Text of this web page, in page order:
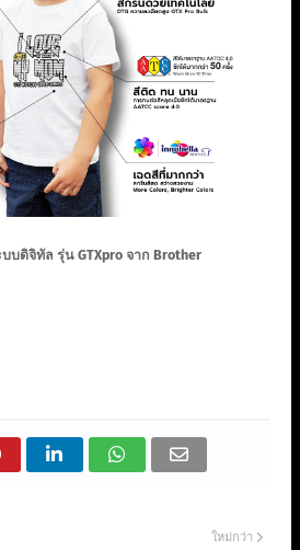
บดิจิทัล รุ่น GTXpro จาก Brother
ใหม่กว่า